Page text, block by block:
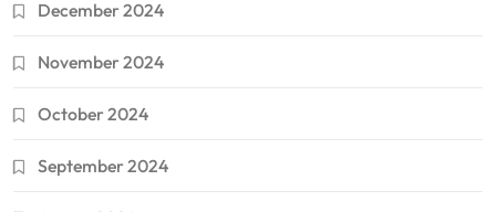
December 2024
November 2024
October 2024
September 2024